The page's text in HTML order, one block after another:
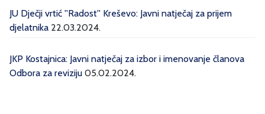
JU Dječji vrtić ''Radost'' Kreševo: Javni natječaj za prijem
djelatnika 22.03.2024.
JKP Kostajnica: Javni natječaj za izbor i imenovanje članova
Odbora za reviziju 05.02.2024.